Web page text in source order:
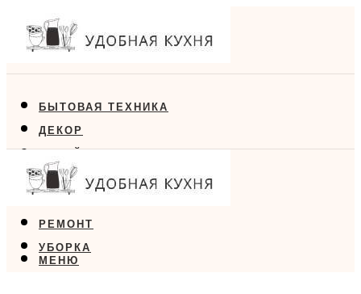
БЫТОВАЯ ТЕХНИКА
ДЕКОР
ДИЗАЙН
ЕДА
РЕМОНТ
УБОРКА
МЕНЮ